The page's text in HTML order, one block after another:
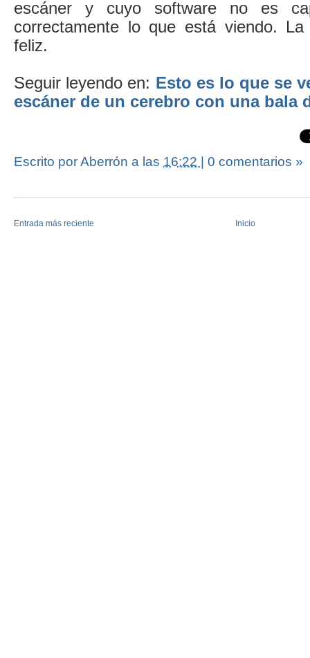
escáner y cuyo software no es
correctamente lo que está viendo.
feliz.
Seguir leyendo en: Esto es lo que se
escáner de un cerebro con una bala
Escrito por Aberrón a las 16:22 | 0 comentarios »
Entrada más reciente Inicio